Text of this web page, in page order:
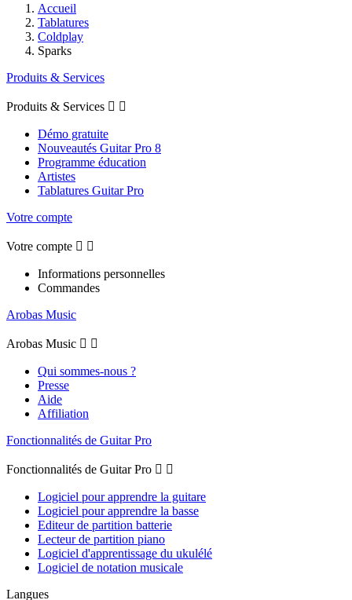
Accueil
Tablatures
Coldplay
Sparks
Produits & Services
Produits & Services  
Démo gratuite
Nouveautés Guitar Pro 8
Programme éducation
Artistes
Tablatures Guitar Pro
Votre compte
Votre compte  
Informations personnelles
Commandes
Arobas Music
Arobas Music  
Qui sommes-nous ?
Presse
Aide
Affiliation
Fonctionnalités de Guitar Pro
Fonctionnalités de Guitar Pro  
Logiciel pour apprendre la guitare
Logiciel pour apprendre la basse
Editeur de partition batterie
Lecteur de partition piano
Logiciel d'apprentissage du ukulélé
Logiciel de notation musicale
Langues